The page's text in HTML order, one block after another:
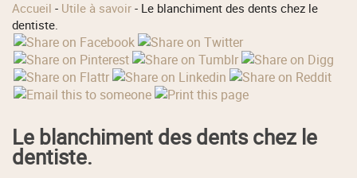
Accueil - Utile à savoir - Le blanchiment des dents chez le
dentiste.
Le blanchiment des dents chez le
dentiste.